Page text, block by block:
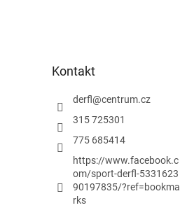
Kontakt
derfl@centrum.cz
315 725301
775 685414
https://www.facebook.c
om/sport-derfl-5331623
90197835/?ref=bookma
rks